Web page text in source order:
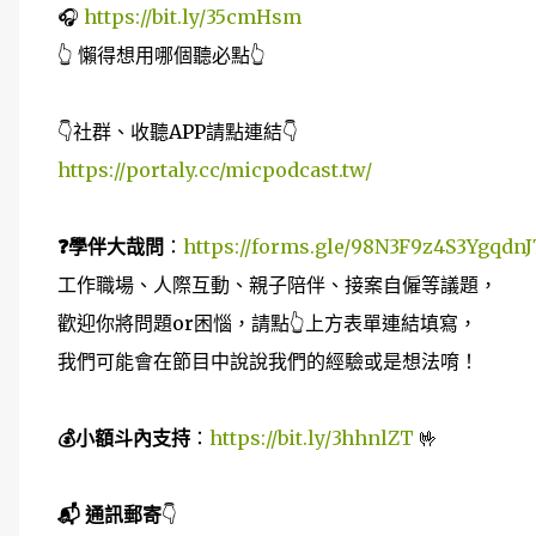
🎧 https://bit.ly/35cmHsm
👆 懶得想用哪個聽必點👆
👇社群、收聽APP請點連結👇
https://portaly.cc/micpodcast.tw/
❓學伴大哉問 ： https://forms.gle/
工作職場、人際互動、親子陪伴、接案自僱等議題，
歡迎你將問題or困惱，請點👆上方表單連結填寫，
我們可能會在節目中說說我們的經驗或是想法唷！
💰小額斗內支持 ： https://bit.ly/3hhnlZT 🤟
📬 通訊郵寄👇